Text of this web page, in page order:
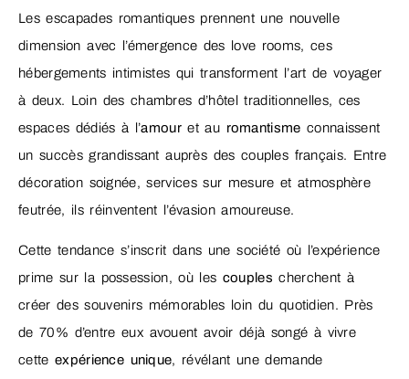
Les escapades romantiques prennent une nouvelle
dimension avec l’émergence des love rooms, ces
hébergements intimistes qui transforment l’art de voyager
à deux. Loin des chambres d’hôtel traditionnelles, ces
espaces dédiés à l’amouret au romantisme connaissent
un succès grandissant auprès des couples français. Entre
décoration soignée, services sur mesure et atmosphère
feutrée, ils réinventent l’évasion amoureuse.
Cette tendance s’inscrit dans une société où l’expérience
prime sur la possession, où les couples cherchent à
créer des souvenirs mémorables loin du quotidien. Près
de 70% d’entre eux avouent avoir déjà songé à vivre
cette expérience unique, révélant une demande